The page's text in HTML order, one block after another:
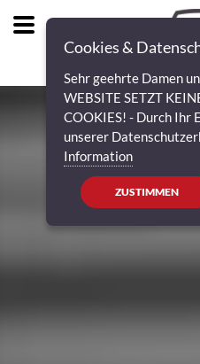
Cookies &
Sehr geehrte Damen
WEBSITE SETZT
COOKIES! - Durch Ihr
unserer
Information
ZUSTIMMEN